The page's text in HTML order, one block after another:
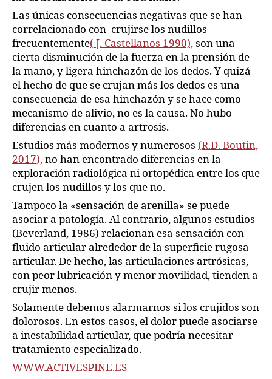
Las únicas consecuencias negativas que se han
correlacionado con crujirse los nudillos
frecuentemente( J. Castellanos 1990),son una
cierta disminución de la fuerza en la prensión de
la mano, y ligera hinchazón de los dedos. Y quizá
el hecho de que se crujan más los dedos es una
consecuencia de esa hinchazón y se hace como
mecanismo de alivio, no es la causa. No hubo
diferencias en cuanto a artrosis.
Estudios más modernos y numerosos (R.D. Boutin,
2017),no han encontrado diferencias en la
exploración radiológica ni ortopédica entre los que
crujen los nudillos y los que no.
Tampoco la «sensación de arenilla» se puede
asociar a patología. Al contrario, algunos estudios
(Beverland, 1986) relacionan esa sensación con
fluido articular alrededor de la superficie rugosa
articular. De hecho, las articulaciones artrósicas,
con peor lubricación y menor movilidad, tienden a
crujir menos.
Solamente debemos alarmarnos si los crujidos son
dolorosos. En estos casos, el dolor puede asociarse
a inestabilidad articular, que podría necesitar
tratamiento especializado.
WWW.ACTIVESPINE.ES